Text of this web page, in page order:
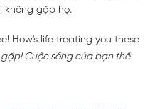
không gặp họ.
How's life treating you these
Cuộc sống của bạn thế